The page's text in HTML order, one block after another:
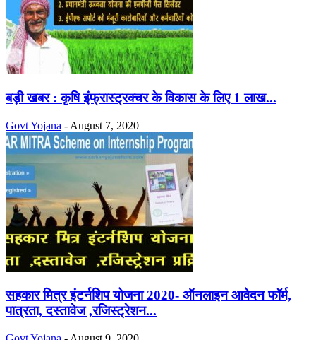
बड़ी खबर : कृषि इंफ्रास्ट्रक्चर के विकास के लिए 1 लाख...
Govt Yojana - August 7, 2020
सहकार मित्र इंटर्नशिप योजना 2020- ऑनलाइन आवेदन फॉर्म,
पात्रता, दस्तावेज ,रजिस्ट्रेशन...